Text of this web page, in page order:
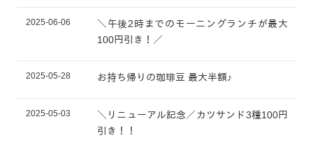
2025-06-06
＼午後2時までのモーニングランチが最大
100円引き！／
2025-05-28 お持ち帰りの珈琲豆 最大半額♪
2025-05-03
＼リニューアル記念／カツサンド3種100円
引き！！